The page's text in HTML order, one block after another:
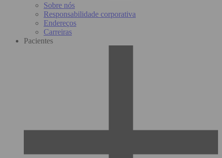
Sobre nós
Responsabilidade corporativa
Endereços
Carreiras
Pacientes